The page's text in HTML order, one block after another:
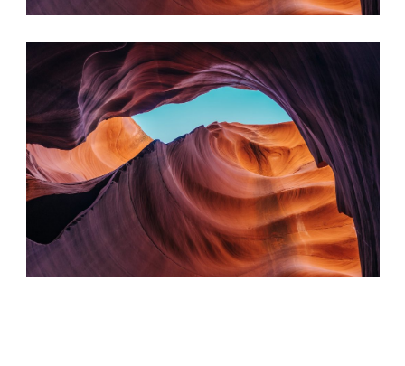
MELETE
Praesent laoreet ipsum et enim
blandit sollicitudin. Aliquam erat